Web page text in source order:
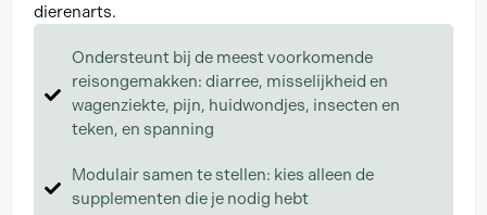
dierenarts.
Ondersteunt bij de meest voorkomende
reisongemakken: diarree, misselijkheid en
wagenziekte, pijn, huidwondjes, insecten en
teken, en spanning
Modulair samen te stellen: kies alleen de
supplementen die je nodig hebt